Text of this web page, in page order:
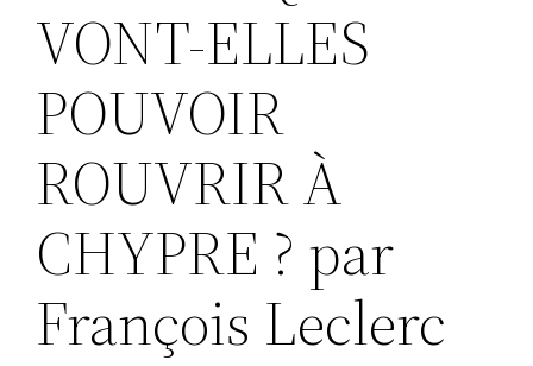
VONT-ELLES
POUVOIR
ROUVRIR À
CHYPRE ? par
François Leclerc